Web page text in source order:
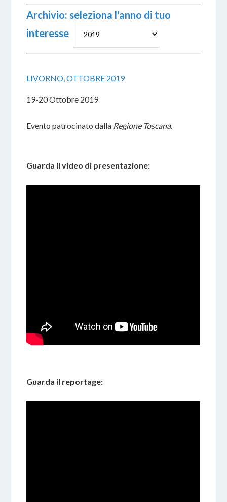
Archivio: seleziona l'anno di tuo
interesse
LIVORNO, OTTOBRE 2019
19-20 Ottobre 2019
Evento patrocinato dalla Regione Toscana.
Guarda il video di presentazione:
Guarda il reportage: